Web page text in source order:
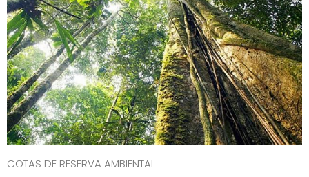
COTAS DE RESERVA AMBIENTAL